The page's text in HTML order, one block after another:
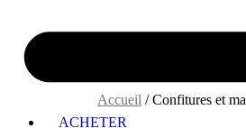
ACHETER
Accueil / Confitures et